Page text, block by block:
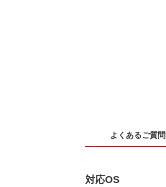
よくあるご質問
対応OS